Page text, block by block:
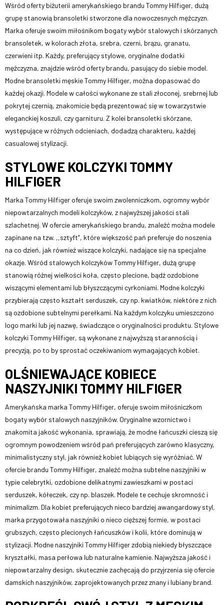
Wśród oferty biżuterii amerykańskiego brandu Tommy Hilfiger, dużą
grupę stanowią bransoletki stworzone dla nowoczesnych mężczyzn.
Marka oferuje swoim miłośnikom bogaty wybór stalowych i skórzanych
bransoletek, w kolorach złota, srebra, czerni, brązu, granatu,
czerwieni itp. Każdy, preferujący stylowe, oryginalne dodatki
mężczyzna, znajdzie wśród oferty brandu, pasujący do siebie model.
Modne bransoletki męskie Tommy Hilfiger, można dopasować do
każdej okazji. Modele w całości wykonane ze stali złoconej, srebrnej lub
pokrytej czernią, znakomicie będą prezentować się w towarzystwie
eleganckiej koszuli, czy garnituru. Z kolei bransoletki skórzane,
występujące w różnych odcieniach, dodadzą charakteru, każdej
casualowej stylizacji.
STYLOWE KOLCZYKI TOMMY
HILFIGER
Marka Tommy Hilfiger oferuje swoim zwolenniczkom, ogromny wybór
niepowtarzalnych modeli kolczyków, z najwyższej jakości stali
szlachetnej. W ofercie amerykańskiego brandu, znaleźć można modele
zapinane na tzw. ,,sztyft”, które większość pań preferuje do noszenia
na co dzień, jak również wiszące kolczyki, nadające się na specjalne
okazje. Wśród stalowych kolczyków Tommy Hilfiger, dużą grupę
stanowią różnej wielkości koła, często plecione, bądź ozdobione
wiszącymi elementami lub błyszczącymi cyrkoniami. Modne kolczyki
przybierają często kształt serduszek, czy np. kwiatków, niektóre z nich
są ozdobione subtelnymi perełkami. Na każdym kolczyku umieszczono
logo marki lub jej nazwę, świadczące o oryginalności produktu. Stylowe
kolczyki Tommy Hilfiger, są wykonane z najwyższą starannością i
precyzją, po to by sprostać oczekiwaniom wymagających kobiet.
OLŚNIEWAJĄCE KOBIECE
NASZYJNIKI TOMMY HILFIGER
Amerykańska marka Tommy Hilfiger, oferuje swoim miłośniczkom
bogaty wybór stalowych naszyjników. Oryginalne wzornictwo i
znakomita jakość wykonania, sprawiają, że modne łańcuszki cieszą się
ogromnym powodzeniem wśród pań preferujących zarówno klasyczny,
minimalistyczny styl, jak również kobiet lubiących się wyróżniać. W
ofercie brandu Tommy Hilfiger, znaleźć można subtelne naszyjniki w
typie celebrytki, ozdobione delikatnymi zawieszkami w postaci
serduszek, kółeczek, czy np. blaszek. Modele te cechuje skromność i
minimalizm. Dla kobiet preferujących nieco bardziej awangardowy styl,
marka przygotowała naszyjniki o nieco cięższej formie, w postaci
grubszych, często plecionych łańcuszków i kolii, które dominują w
stylizacji. Modne naszyjniki Tommy Hilfiger zdobią niekiedy błyszczące
kryształki, masa perłowa lub naturalne kamienie. Najwyższa jakość i
niepowtarzalny design, skutecznie zachęcają do przyjrzenia się ofercie
damskich naszyjników, zaprojektowanych przez znany i lubiany brand.